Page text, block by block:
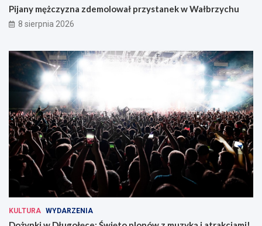
Pijany mężczyzna zdemolował przystanek w Wałbrzychu
8 sierpnia 2026
KULTURA WYDARZENIA